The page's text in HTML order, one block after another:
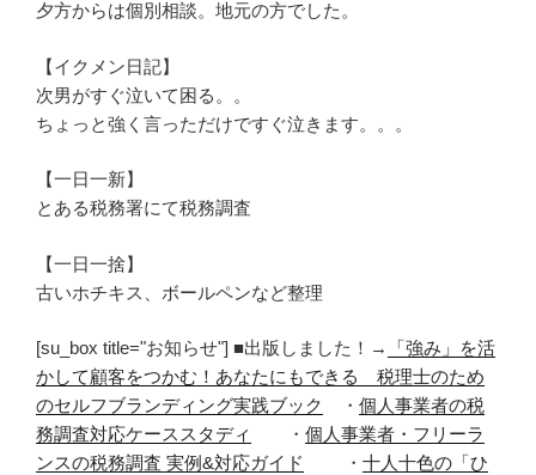
夕方からは個別相談。地元の方でした。
【イクメン日記】
次男がすぐ泣いて困る。。
ちょっと強く言っただけですぐ泣きます。。。
【一日一新】
とある税務署にて税務調査
【一日一捨】
古いホチキス、ボールペンなど整理
[su_box title="お知らせ"] ■出版しました！→
「強み」を活
かして顧客をつかむ！あなたにもできる 税理士のため
のセルフブランディング実践ブック
・ 個人事業者の税
務調査対応ケーススタディ
・ 個人事業者・フリーラ
ンスの税務調査 実例&対応ガイド
・ 十人十色の「ひ